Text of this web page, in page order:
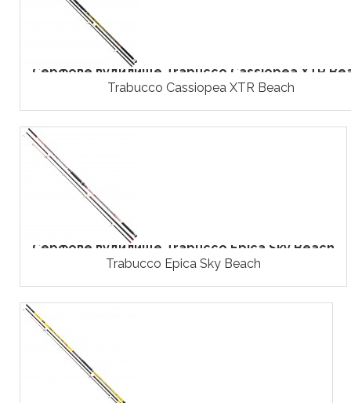
Серфове вудилище Trabucco Cassiopea XTR
Trabucco Cassiopea XTR Beach
Серфове вудилище Trabucco Epica Sky Beach
Trabucco Epica Sky Beach